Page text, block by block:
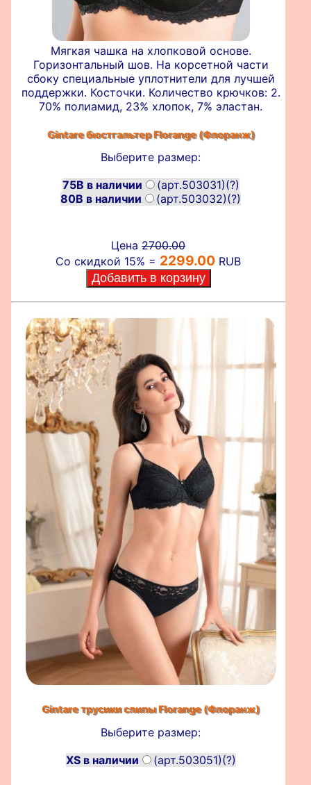
Мягкая чашка на хлопковой основе.
Горизонтальный шов. На корсетной части
сбоку специальные уплотнители для лучшей
поддержки. Косточки. Количество крючков: 2.
70% полиамид, 23% хлопок, 7% эластан.
Gintare бюстгальтерFlorange (Флоранж)
Выберите размер:
75B в наличии
(арт.503031)(?)
80B в наличии
(арт.503032)(?)
Цена2700.00
Со скидкой 15% = 2299.00 RUB
Gintare трусики слипыFlorange (Флоранж)
Выберите размер:
XS в наличии
(арт.503051)(?)